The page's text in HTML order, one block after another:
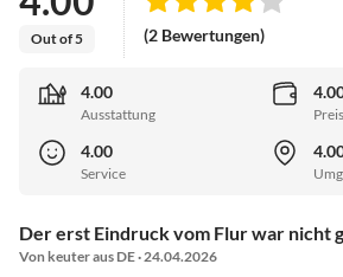
Out of 5 (2 Bewertungen)
4.00
Ausstattung
4.00
Service
Der erst Eindruck vom Flur war nicht
Von keuter aus DE · 24.04.2026